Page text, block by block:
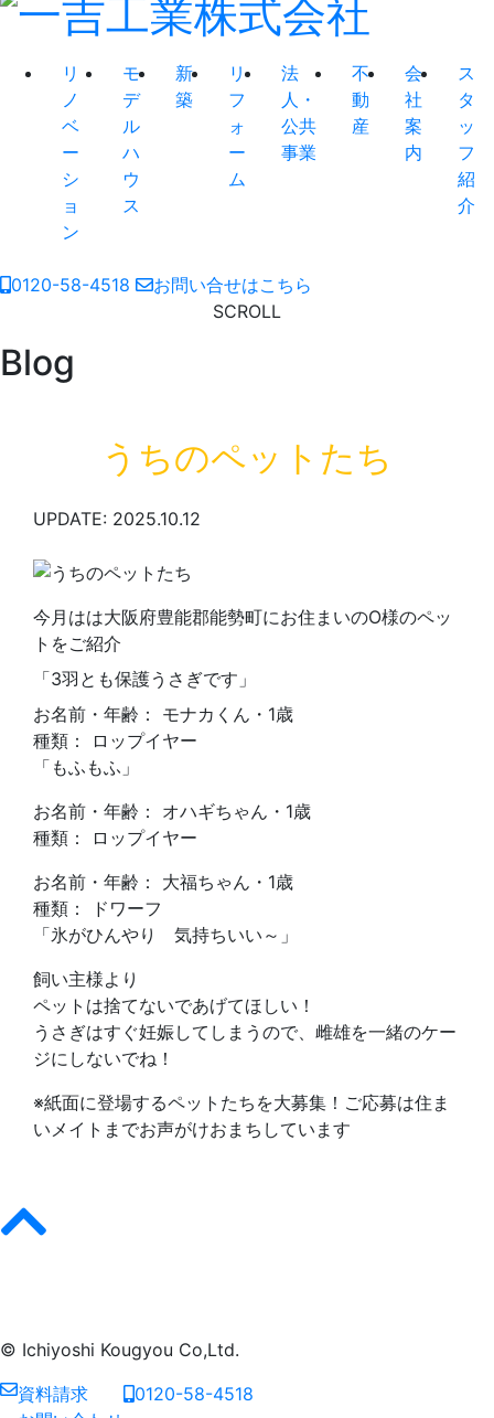
リ
ノ
ベ
ー
シ
ョ
ン
モ
デ
ル
ハ
ウ
ス
新
築
リ
フ
ォ
ー
ム
法
人・
公共
事業
不
動
産
会
社
案
内
ス
タ
ッ
フ
紹
介
0120-58-4518
お問い合せはこちら
SCROLL
Blog
うちのペットたち
UPDATE: 2025.10.12
今月はは大阪府豊能郡能勢町にお住まいのO様のペッ
トをご紹介
「3羽とも保護うさぎです」
お名前・年齢： モナカくん・1歳
種類： ロップイヤー
「もふもふ」
お名前・年齢： オハギちゃん・1歳
種類： ロップイヤー
お名前・年齢： 大福ちゃん・1歳
種類： ドワーフ
「氷がひんやり 気持ちいい～」
飼い主様より
ペットは捨てないであげてほしい！
うさぎはすぐ妊娠してしまうので、雌雄を一緒のケー
ジにしないでね！
※紙面に登場するペットたちを大募集！ご応募は住ま
いメイトまでお声がけおまちしています
© Ichiyoshi Kougyou Co,Ltd.
資料請求
0120-58-4518